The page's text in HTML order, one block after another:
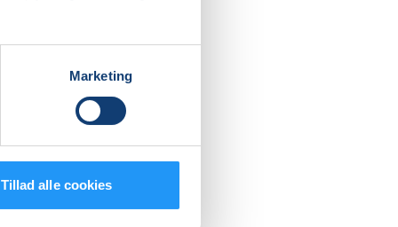
Marketing
Tillad alle cookies